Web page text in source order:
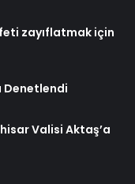
zayıflatmak için
Denetlendi
Valisi Aktaş’a